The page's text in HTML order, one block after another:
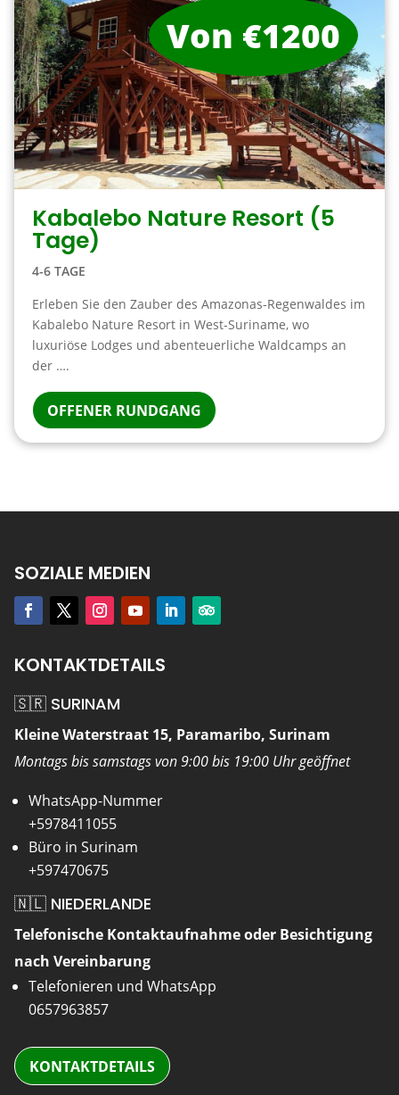
Kabalebo Nature Resort (5
Tage)
4-6 TAGE
Erleben Sie den Zauber des Amazonas-Regenwaldes im
Kabalebo Nature Resort in West-Suriname, wo
luxuriöse Lodges und abenteuerliche Waldcamps an
der ….
OFFENER RUNDGANG
Von €1200
SOZIALE MEDIEN
KONTAKTDETAILS
🇸🇷 SURINAM
Kleine Waterstraat 15, Paramaribo, Surinam
Montags bis samstags von 9:00 bis 19:00 Uhr geöffnet
WhatsApp-Nummer
+5978411055
Büro in Surinam
+597470675
🇳🇱 NIEDERLANDE
Telefonische Kontaktaufnahme oder Besichtigung
nach Vereinbarung
Telefonieren und WhatsApp
0657963857
KONTAKTDETAILS